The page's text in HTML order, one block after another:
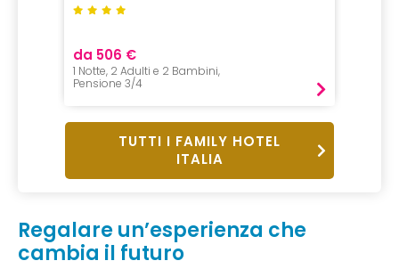
da 506 €
1 Notte, 2 Adulti e 2 Bambini,
Pensione 3/4
TUTTI I FAMILY HOTEL
ITALIA
Regalare un’esperienza che
cambia il futuro